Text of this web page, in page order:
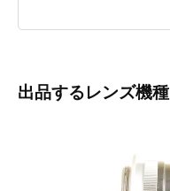
出品するレンズ機種